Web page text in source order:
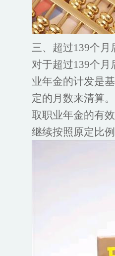
三、超过139个月
对于超过139个
业年金的计发是
定的月数来清算
取职业年金的有
继续按照原定比